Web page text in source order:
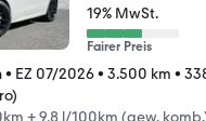
19% MwSt.
Fairer Preis
• EZ 07/2026• 3.500 km •